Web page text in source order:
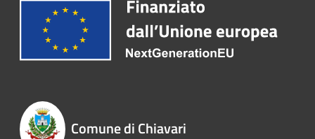
Comune di Chiavari